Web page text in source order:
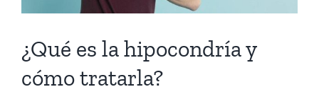
¿Qué es la hipocondría y
cómo tratarla?